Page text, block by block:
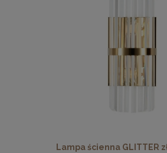
Lampa ścienna GLITTER